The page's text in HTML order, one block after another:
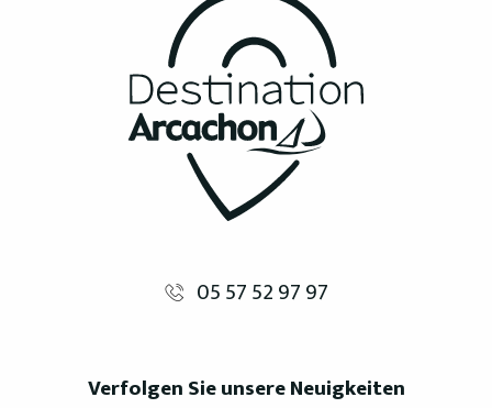
05 57 52 97 97
Verfolgen Sie unsere Neuigkeiten